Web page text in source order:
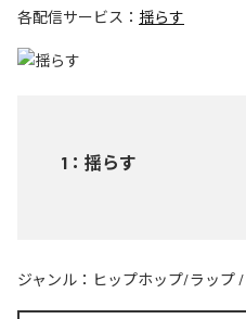
各配信サービス： 揺らす
1 ： 揺らす
ジャンル： ヒップホップ/ラップ /